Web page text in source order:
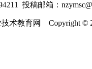
投稿邮箱：
教育网 Copyright ©